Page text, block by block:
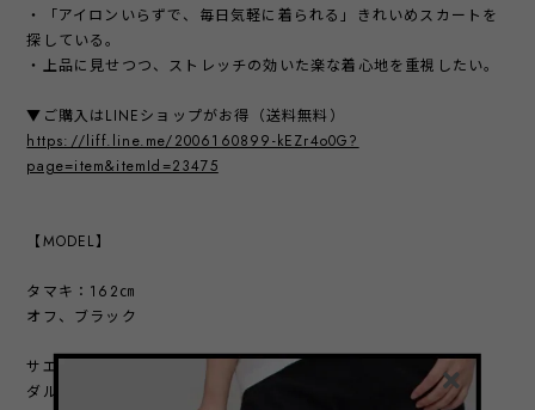
・「アイロンいらずで、毎日気軽に着られる」きれいめスカートを
探している。
・上品に見せつつ、ストレッチの効いた楽な着心地を重視したい。
▼ご購入はLINEショップがお得（送料無料）
https://liff.line.me/2006160899-kEZr4o0G?
page=item&itemId=23475
【MODEL】
タマキ：162㎝
オフ、ブラック
サエラ：168㎝
ダルピンク、グレー